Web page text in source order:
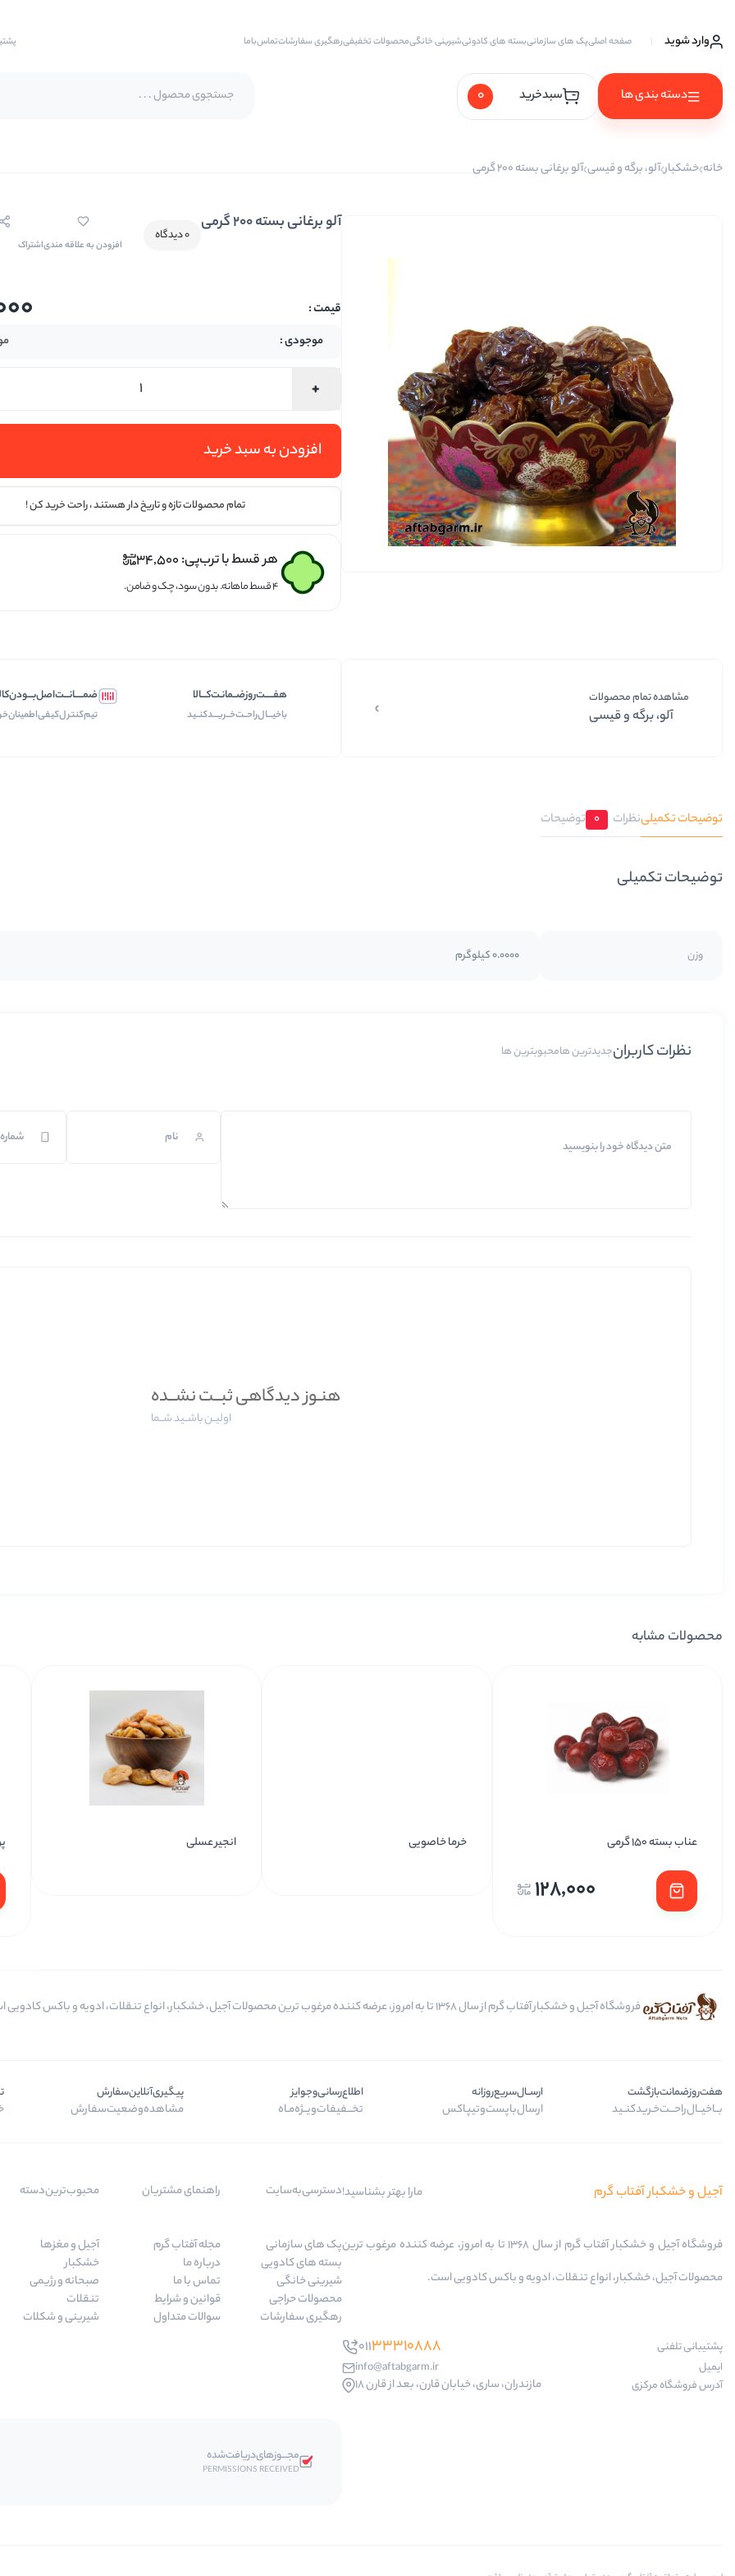
وارد شوید صفحه اصلیپک های سازمانیبسته های کادوئیشیرینی خانگیمحصولات تخفیفیرهگیری سفارشاتتماس‌با‌ما
دسته بندی ها
پسته احمد آقایی
بادام
بادام زمینی روکش دار
سبدخرید 0
خانه خشکبار آلو، برگه و قیسی آلو برغانی بسته ۲۰۰ گرمی
آلو برغانی بسته ۲۰۰ گرمی
0 دیدگاه
افزودن به علاقه مندیاشتراک
افزودن به سبد خرید
تمام محصولات تازه و تاریخ دار هستند ، راحت خرید کن !
هر قسط با ترب‌پی:34,500
۴ قسط ماهانه. بدون سود، چک و ضامن.
مشاهده تمام محصولات
آلو، برگه و قیسی
هفـــــت‌روز‌ضــمانـت‌کـــالا
با‌خیـــال‌راحــت‌‌‌خــریـــد‌کنــید
توضیحات تکمیلینظرات 0 توضیحات
توضیحات تکمیلی
وزن 0.0000 کیلوگرم
نظرات کاربرانجدیدترین هامحبوبترین ها
هنـوز دیدگاهی ثبــت نشــده
اولیــن باشــید شــما
محصولات مشابه
عناب بسته 150 گرمی
128,000
خرما خاصویی انجیر عسلی
فروشگاه آجیل و خشکبار آفتاب گرم از سال 1368 تا به امروز، عرضه کننده مرغوب ترین محصولات آجیل، خشکبار، انواع تنقلات، ادویه و باکس کادویی است.
هفت‌روز‌ضمانت‌بازگشت
بــا‌خیــال‌راحـــت‌خـرید‌کنــید
ارســال‌سریع‌روزانه
ارسال‌با‌پست‌و‌تیپاکس
اطلاع‌رسانی‌و‌جوایز
تخـــفیفات‌ویــژه‌مـاه
پیگیری‌آنلاین‌سفارش
مشاهده‌وضعیت‌سفارش
آجیل و خشکبار آفتاب گرم مارا بهتر بشناسید!
فروشگاه آجیل و خشکبار آفتاب گرم از سال 1368 تا به امروز، عرضه کننده مرغوب ترین
محصولات آجیل، خشکبار، انواع تنقلات، ادویه و باکس کادویی است.
پشتیبانی تلفنی 01133310888
ایمیل
info@aftabgarm.ir
آدرس‌ فروشگاه مرکزی
مازندران، ساری، خیابان قارن، بعد از قارن 18
دسترسی‌به‌سایت
پک های سازمانی
بسته های کادویی
شیرینی خانگی
محصولات حراجی
رهگیری سفارشات
راهنمای مشتریان
مجله آفتاب گرم
درباره ما
تماس با ما
قوانین و شرایط
سوالات متداول
محبوب‌ترین‌دسته‌
آجیل و مغزها
خشکبار
صبحانه و رژیمی
تنقلات
شیرینی و شکلات
مجـــوز‌های‌دریافت‌شده
PERMISSIONS RECEIVED